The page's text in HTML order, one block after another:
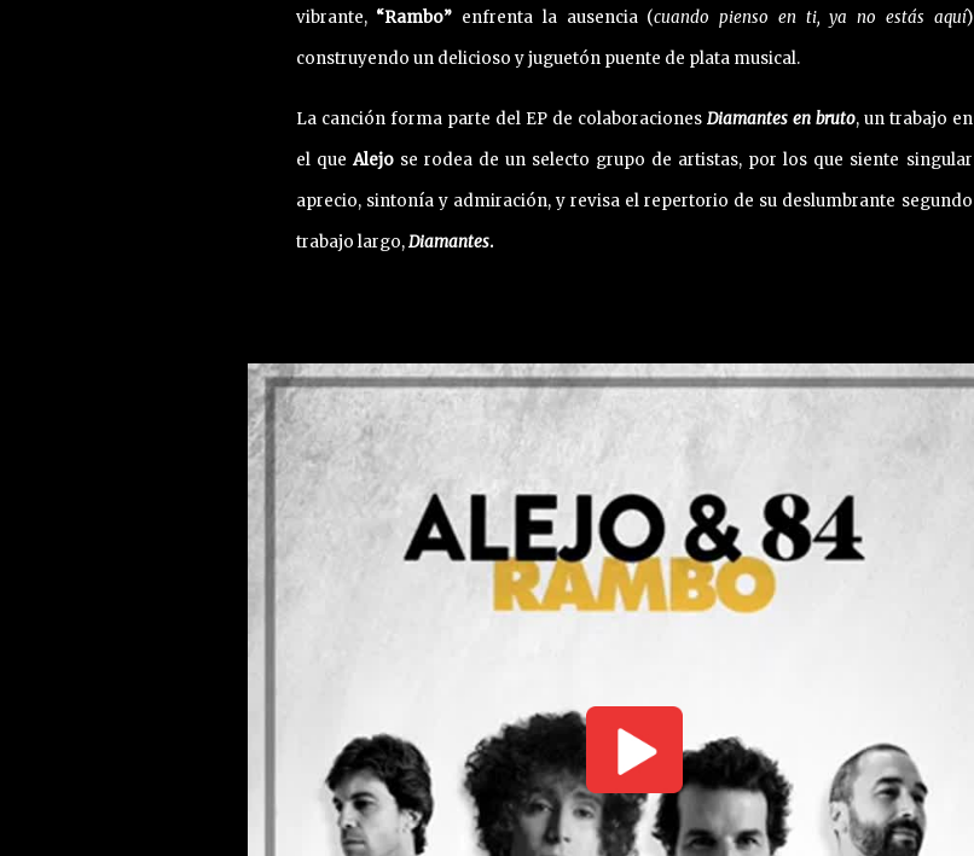
vibrante, “Rambo” enfrenta la ausencia (cuando pienso en ti, ya no estás aquí)
construyendo un delicioso y juguetón puente de plata musical.
La canción forma parte del EP de colaboraciones Diamantes en bruto, un trabajo en
el queAlejose rodea de un selecto grupo de artistas, por los que siente singular
aprecio, sintonía y admiración, y revisa el repertorio de su deslumbrante segundo
trabajo largo,Diamantes.